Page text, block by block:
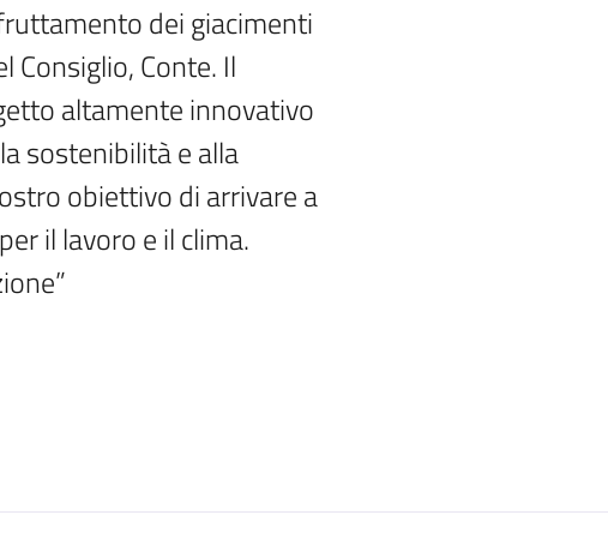
dei giacimenti
Conte. Il
altamente innovativo
sostenibilità e alla
obiettivo di arrivare a
il lavoro e il clima.